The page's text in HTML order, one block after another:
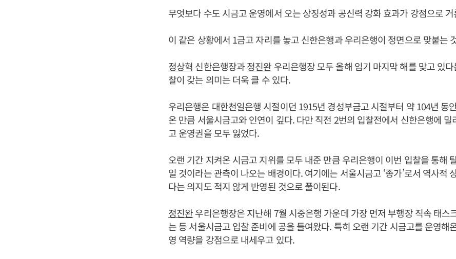
무엇보다 수도 시금고 운영에서 오는 상징성과 공신력 강화 효과가 강점으로
이 같은 상황에서 1금고 자리를 놓고 신한은행과 우리은행이 정면으로 맞붙는
정상혁 신한은행장과정진완 우리은행장 모두 올해 임기 마지막 해를 맞고 있
찰이 갖는 의미는 더욱 클 수 있다.
우리은행은 대한천일은행 시절이던 1915년 경성부금고 시절부터 약 104년 동
온 만큼 서울시금고와 인연이 깊다. 다만 직전 2번의 입찰전에서 신한은행에 밀
고 운영권을 모두 잃었다.
오랜 기간 지켜온 시금고 지위를 모두 내준 만큼 우리은행이 이번 입찰을 통해
일 것이라는 관측이 나오는 배경이다. 여기에는 서울시금고 ‘종가’로서 역사적
다는 의지도 적지 않게 반영된 것으로 풀이된다.
정진완우리은행장은 지난해 7월 시중은행 가운데 가장 먼저 부행장 직속 태스
는 등 서울시금고 입찰 준비에 공을 들여왔다. 특히 오랜 기간 시금고를 운영해
영 역량을 강점으로 내세우고 있다.